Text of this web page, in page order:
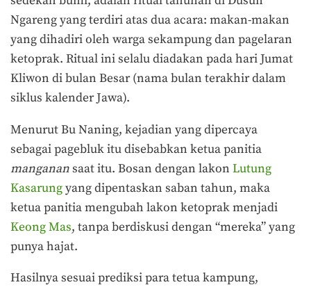
Ngareng yang terdiri atas dua acara: makan-makan
yang dihadiri oleh warga sekampung dan pagelaran
ketoprak. Ritual ini selalu diadakan pada hari Jumat
Kliwon di bulan Besar (nama bulan terakhir dalam
siklus kalender Jawa).
Menurut Bu Naning, kejadian yang dipercaya
sebagai pagebluk itu disebabkan ketua panitia
manganansaat itu. Bosan dengan lakon Lutung
Kasarungyang dipentaskan saban tahun, maka
ketua panitia mengubah lakon ketoprak menjadi
Keong Mas, tanpa berdiskusi dengan “mereka” yang
punya hajat.
Hasilnya sesuai prediksi para tetua kampung,